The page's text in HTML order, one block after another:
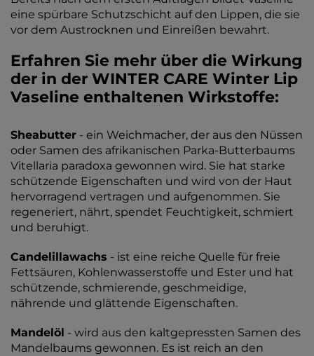
eine spürbare Schutzschicht auf den Lippen, die sie
vor dem Austrocknen und Einreißen bewahrt.
Erfahren Sie mehr über die Wirkung
der in der WINTER CARE Winter Lip
Vaseline enthaltenen Wirkstoffe:
Sheabutter - ein Weichmacher, der aus den Nüssen
oder Samen des afrikanischen Parka-Butterbaums
Vitellaria paradoxa gewonnen wird. Sie hat starke
schützende Eigenschaften und wird von der Haut
hervorragend vertragen und aufgenommen. Sie
regeneriert, nährt, spendet Feuchtigkeit, schmiert
und beruhigt.
Candelillawachs - ist eine reiche Quelle für freie
Fettsäuren, Kohlenwasserstoffe und Ester und hat
schützende, schmierende, geschmeidige,
nährende und glättende Eigenschaften.
Mandelöl - wird aus den kaltgepressten Samen des
Mandelbaums gewonnen. Es ist reich an den